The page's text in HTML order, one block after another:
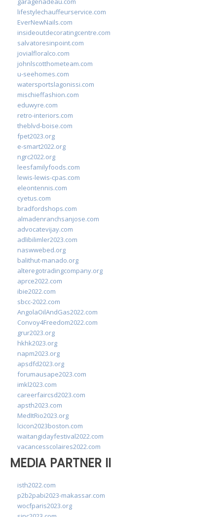
lifestylechauffeurservice.com
EverNewNails.com
insideoutdecoratingcentre.com
salvatoresinpoint.com
jovialfloralco.com
johnlscotthometeam.com
u-seehomes.com
watersportslagonissi.com
mischieffashion.com
eduwyre.com
retro-interiors.com
theblvd-boise.com
fpet2023.org
e-smart2022.org
ngrc2022.org
leesfamilyfoods.com
lewis-lewis-cpas.com
eleontennis.com
cyetus.com
bradfordshops.com
almadenranchsanjose.com
advocatevijay.com
adlibilimler2023.com
naswwebed.org
balithut-manado.org
alteregotradingcompany.org
aprce2022.com
ibie2022.com
sbcc-2022.com
AngolaOilAndGas2022.com
Convoy4Freedom2022.com
grur2023.org
hkhk2023.org
napm2023.org
apsdfd2023.org
forumausape2023.com
imkl2023.com
careerfaircsd2023.com
apsth2023.com
MedItRio2023.org
lcicon2023boston.com
waitangidayfestival2022.com
vacancesscolaires2022.com
MEDIA PARTNER II
isth2022.com
p2b2pabi2023-makassar.com
wocfparis2023.org